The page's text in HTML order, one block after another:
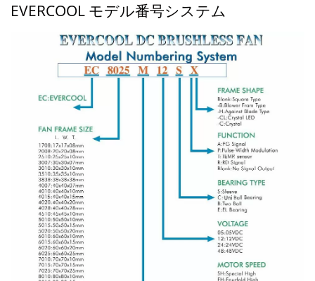
EVERCOOL モデル番号システム